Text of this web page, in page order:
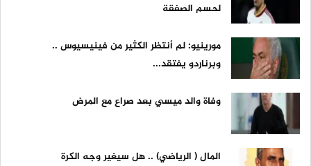
لحسم الصفقة
مورينيو: لم أنتظر الكثير من فينيسيوس ..
وبرناردو يفتقد...
وفاة والد ميسي بعد صراع مع المرض
المال ( الرياضي) .. هل سيغير وجه الكرة